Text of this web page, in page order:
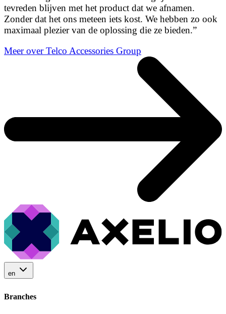
tevreden blijven met het product dat we afnamen.
Zonder dat het ons meteen iets kost. We hebben zo ook
maximaal plezier van de oplossing die ze bieden.”
Meer over Telco Accessories Group
en
Branches